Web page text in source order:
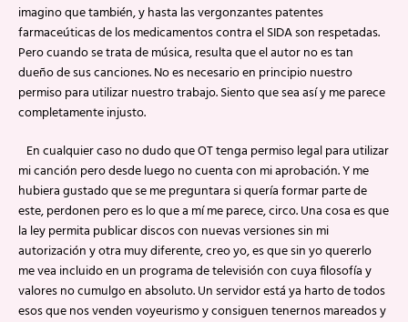
imagino que también, y hasta las vergonzantes patentes
farmaceúticas de los medicamentos contra el SIDA son respetadas.
Pero cuando se trata de música, resulta que el autor no es tan
dueño de sus canciones. No es necesario en principio nuestro
permiso para utilizar nuestro trabajo. Siento que sea así y me parece
completamente injusto.
En cualquier caso no dudo que OT tenga permiso legal para utilizar
mi canción pero desde luego no cuenta con mi aprobación. Y me
hubiera gustado que se me preguntara si quería formar parte de
este, perdonen pero es lo que a mí me parece, circo. Una cosa es que
la ley permita publicar discos con nuevas versiones sin mi
autorización y otra muy diferente, creo yo, es que sin yo quererlo
me vea incluido en un programa de televisión con cuya filosofía y
valores no cumulgo en absoluto. Un servidor está ya harto de todos
esos que nos venden voyeurismo y consiguen tenernos mareados y